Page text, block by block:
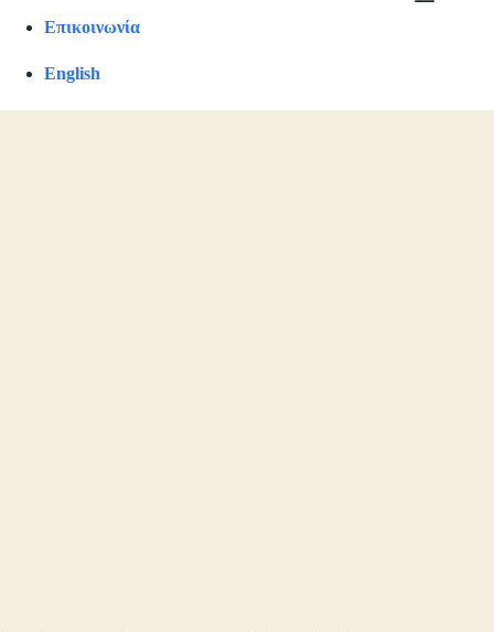
Επικοινωνία
English